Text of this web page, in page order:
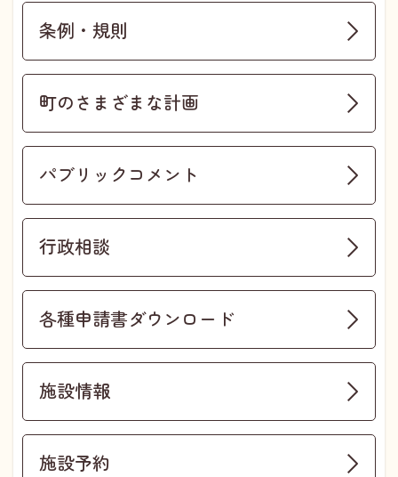
条例・規則
町のさまざまな計画
パブリックコメント
行政相談
各種申請書ダウンロード
施設情報
施設予約